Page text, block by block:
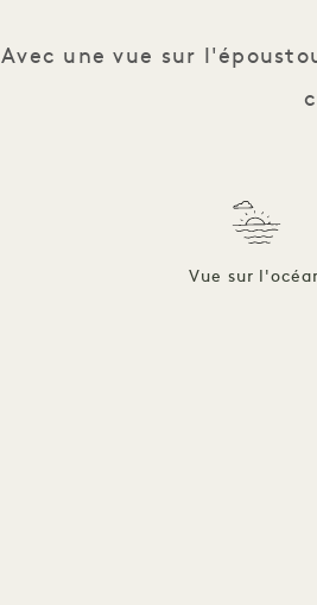
Avec une vue sur
Vue sur